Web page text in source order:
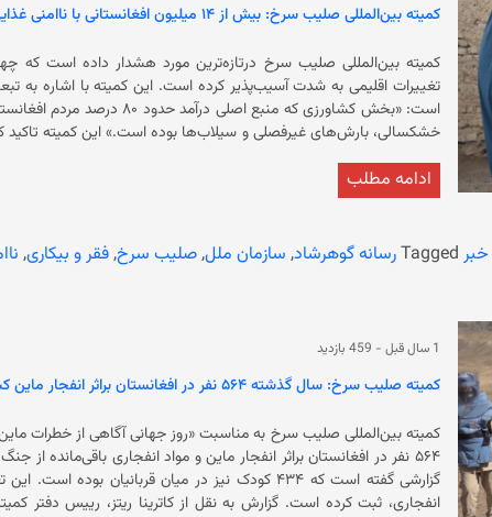
کمیته بین‌المللی صلیب سرخ: بیش از ۱۴ میلیون افغانستانی با ناامنی غذایی مواجه‌اند
کمیته بین‌المللی صلیب سرخ درتازه‌ترین مورد هشدار داده است که
تغییرات اقلیمی به شدت آسیب‌پذیر
است: «بخش کشاورزی که منبع
به کشاورزی وابسته‌اند با شرایط بسیار سختی روبرو هستند و
عضو خانواده‌اش در ننگرهار زندگی می‌کند، نوشته است: «قبل از
ادامه مطلب
خبر Taggedرسانه گوهرشاد, سازمان ملل,صلیب سرخ,فقر و بیکاری,
1 سال قبل - 459 بازدید
کمیته صلیب سرخ: سال گذشته ۵۶۴ نفر در افغانستان براثر انفجار ماین کشته و زخمی شدند
انفجاری، ثبت کرده است. گزارش به نقل از کاترینا